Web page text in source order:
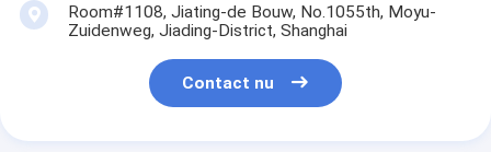
Room#1108, Jiating-de Bouw, No.1055th, Moyu-
Zuidenweg, Jiading-District, Shanghai
Contact nu